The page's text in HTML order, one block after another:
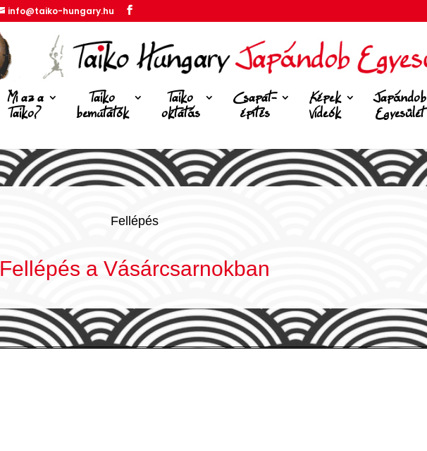
info@taiko-hungary.hu
Mi az a
Taiko?
Taiko
bemutatók
Taiko
oktatás
Csapat-
építés
Képek
Videók
Japándob
Egyesület
Fellépés
Fellépés a Vásárcsarnokban